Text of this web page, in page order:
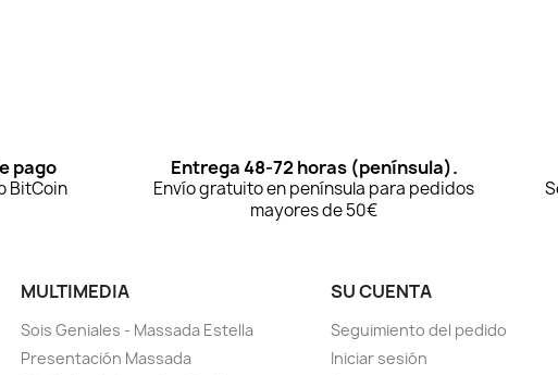
pago
BitCoin
Entrega 48-72 horas (península).
Envío gratuito en península para pedidos
mayores de 50€
MULTIMEDIA
Sois Geniales - Massada Estella
Presentación Massada
SU CUENTA
Seguimiento del pedido
Iniciar sesión